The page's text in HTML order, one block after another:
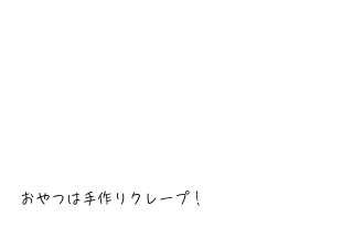
おやつは手作りクレープ！